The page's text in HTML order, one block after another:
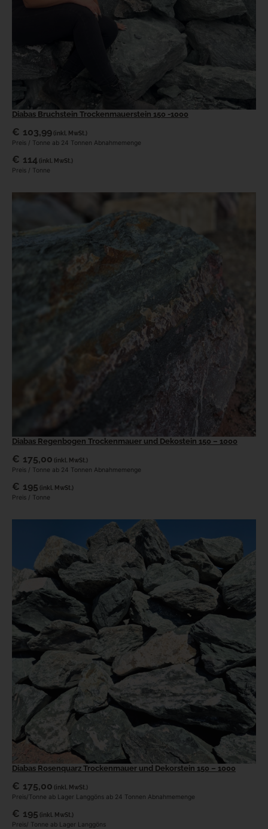
Diabas Bruchstein Trockenmauerstein 150 -1000
€ 103,99(inkl. MwSt.)
Preis / Tonne ab 24 Tonnen Abnahmemenge
€ 114 (inkl. MwSt.)
Preis / Tonne
Diabas Regenbogen Trockenmauer und Dekostein 150 – 1000
€ 175,00 (inkl. MwSt.)
Preis / Tonne ab 24 Tonnen Abnahmemenge
€ 195 (inkl. MwSt.)
Preis / Tonne
Diabas Rosenquarz Trockenmauer und Dekorstein 150 – 1000
€ 175,00 (inkl. MwSt.)
Preis/Tonne ab Lager Langgöns ab 24 Tonnen Abnahmemenge
€ 195 (inkl. MwSt.)
Preis/ Tonne ab Lager Langgöns